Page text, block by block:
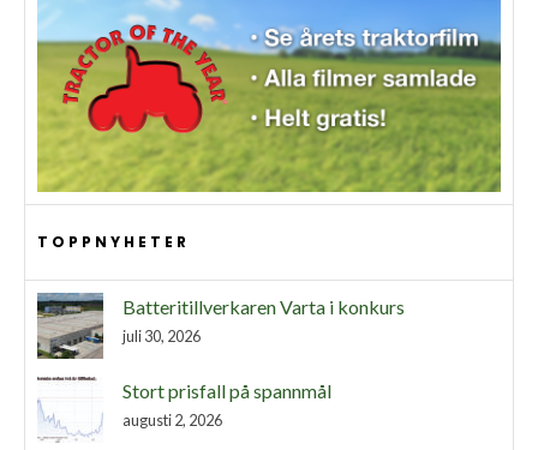
TOPPNYHETER
Batteritillverkaren Varta i konkurs
juli 30, 2026
Stort prisfall på spannmål
augusti 2, 2026